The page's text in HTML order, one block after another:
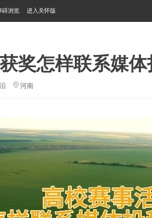
碍浏览 进入关怀版
奖怎样联系媒
河南